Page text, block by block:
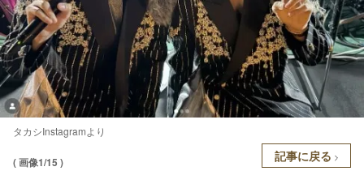
タカシInstagramより
( 画像1/15 ) 記事に戻る